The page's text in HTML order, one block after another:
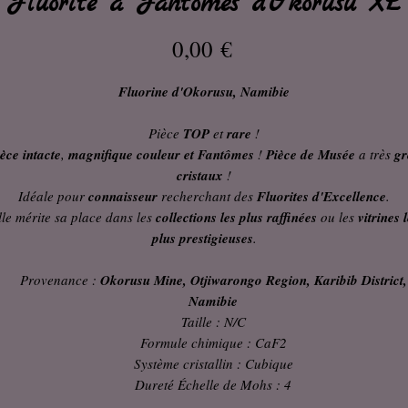
0,00 €Prix
Fluorine d'Okorusu, Namibie
Pièce TOP et rare !
intacte, magnifique couleur et Fantômes ! Pièce de Musée a très
cristaux !
Idéale pour connaisseur recherchant des Fluorites d'Excellence.
mérite sa place dans les collections les plus raffinées ou les vitrines
plus prestigieuses.
Provenance : Okorusu Mine, Otjiwarongo Region, Karibib District,
Namibie
Taille : N/C
Formule chimique : CaF2
Système cristallin : Cubique
Dureté Échelle de Mohs : 4